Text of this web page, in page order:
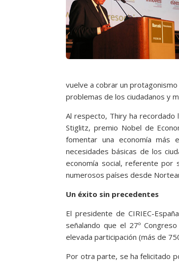
vuelve a cobrar un
problemas de los ciudadanos y
Al respecto, Thiry ha recordado
Stiglitz, premio Nobel de
fomentar una economía más
necesidades básicas de los
economía social, referente por
numerosos países desde
Un éxito sin precedentes
El presidente de CIRIEC-
señalando que el 27º
elevada participación (más de
Por otra parte, se ha felicitado